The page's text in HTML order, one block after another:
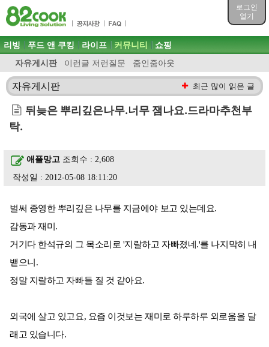
로그인
열기
목차
주메뉴 바로가기
컨텐츠 바로가기
검색 바로가기
로그인 바로가기
주메뉴
리빙 푸드 앤 쿠킹 라이프 커뮤니티
자유게시판 이런글 저런질문 줌인줌아웃
쇼핑
자유게시판 최근 많이 읽은 글
뒤늦은 뿌리깊은나무.너무 잼나요.드라마추천부
탁.
애플망고 조회수 : 2,608
작성일 : 2012-05-08 18:11:20
벌써 종영한 뿌리깊은 나무를 지금에야 보고 있는데요.
감동과 재미.
거기다 한석규의 그 목소리로 '지랄하고 자빠졌네.'를 나지막히 내
뱉으니.
정말 지랄하고 자빠들 질 것 같아요.
외국에 살고 있고요, 요즘 이것보는 재미로 하루하루 외로움을 달
래고 있습니다.